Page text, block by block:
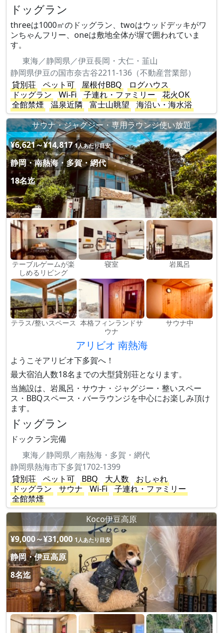
ドッグラン
threeは1000㎡のドッグラン、twoはウッドデッキがワ
ンちゃんフリー、oneは敷地全体が塀で囲われていま
す。
東海／静岡県／伊豆長岡・大仁・韮山
静岡県伊豆の国市奈古谷2211-136（不動産営業部）
貸別荘
ペット可 屋根付BBQ
ログハウス
ドッグラン
Wi-Fi 子連れ・ファミリー
花火OK
全館禁煙
温泉近隣 富士山眺望
海沿い・海水浴
サウナ・ジャグジー・専用ラウンジ使い放題
¥6,621～¥14,817 1人あたり目安
静岡・南熱海・多賀・網代
18名迄
テーブルゲームが楽
しめるリビング
寝室 岩風呂
テラス/整いスペース 本格フィンランドサ
ウナ
サウナ中
アリビオ 南熱海
ようこそアリビオ下多賀へ！
最大宿泊人数18名までの大型貸別荘となります。
当施設は、岩風呂・サウナ・ジャグジー・整いスペー
ス・BBQスペース・バーラウンジを中心にお楽しみ頂け
ます。
ドッグラン
ドックラン完備
東海／静岡県／南熱海・多賀・網代
静岡県熱海市下多賀1702-1399
貸別荘
ペット可 BBQ 大人数
おしゃれ
ドッグラン
サウナ Wi-Fi
子連れ・ファミリー
全館禁煙
Koco伊豆高原
¥9,000～¥31,000 1人あたり目安
静岡・伊豆高原
8名迄